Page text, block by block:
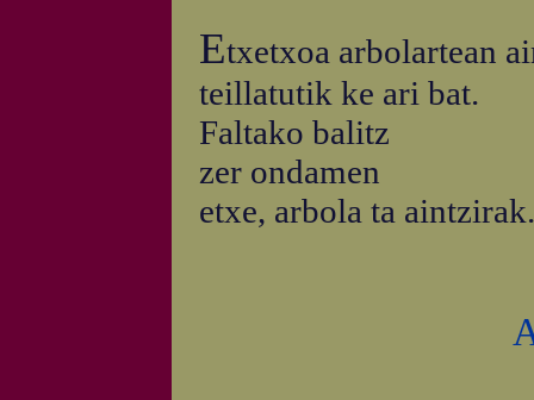
Etxetxoa arbolartean
teillatutik ke ari bat.
Faltako balitz
zer ondamen
etxe, arbola ta aintzirak.